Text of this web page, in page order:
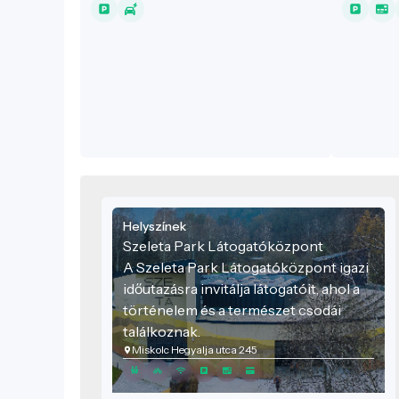
helyszíne.
Helyszínek
Szeleta Park Látogatóközpont
A Szeleta Park Látogatóközpont igazi
időutazásra invitálja látogatóit, ahol a
történelem és a természet csodái
találkoznak.
Miskolc Hegyalja utca 245